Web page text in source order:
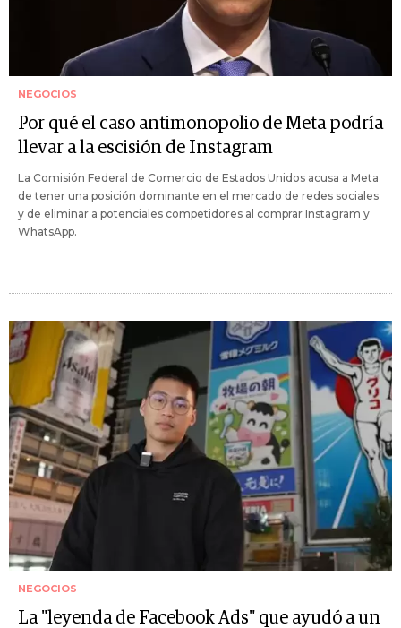
NEGOCIOS
Por qué el caso antimonopolio de Meta podría
llevar a la escisión de Instagram
La Comisión Federal de Comercio de Estados Unidos acusa a Meta
de tener una posición dominante en el mercado de redes sociales
y de eliminar a potenciales competidores al comprar Instagram y
WhatsApp.
NEGOCIOS
La "leyenda de Facebook Ads" que ayudó a un